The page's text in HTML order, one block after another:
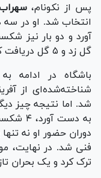
پس از نکونام،
انتخاب شد. او در سه
گل زد و ۵ گل دریافت کرد تا شرایط تیم بحرانی‌تر شود.
باشگاه در ادامه
شناخته‌شده‌ای از
دوران حضور او نه
فنی شد. در نهایت،
ترک کرد و یک بحران